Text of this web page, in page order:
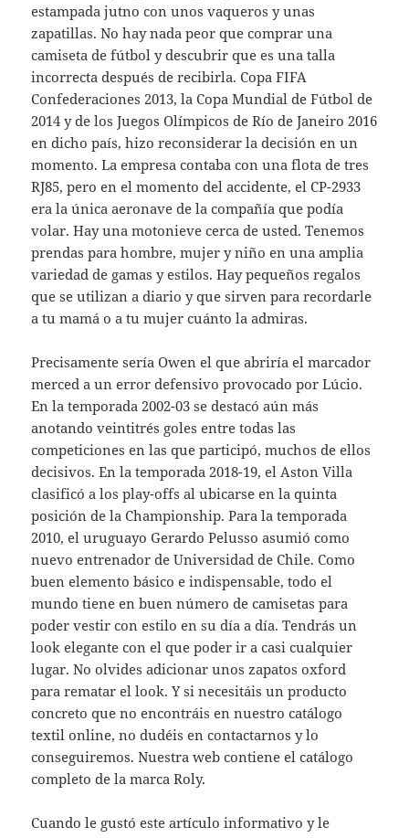
estampada jutno con unos vaqueros y unas
zapatillas. No hay nada peor que comprar una
camiseta de fútbol y descubrir que es una talla
incorrecta después de recibirla. Copa FIFA
Confederaciones 2013, la Copa Mundial de Fútbol de
2014 y de los Juegos Olímpicos de Río de Janeiro 2016
en dicho país, hizo reconsiderar la decisión en un
momento. La empresa contaba con una flota de tres
RJ85, pero en el momento del accidente, el CP-2933
era la única aeronave de la compañía que podía
volar. Hay una motonieve cerca de usted. Tenemos
prendas para hombre, mujer y niño en una amplia
variedad de gamas y estilos. Hay pequeños regalos
que se utilizan a diario y que sirven para recordarle
a tu mamá o a tu mujer cuánto la admiras.
Precisamente sería Owen el que abriría el marcador
merced a un error defensivo provocado por Lúcio.
En la temporada 2002-03 se destacó aún más
anotando veintitrés goles entre todas las
competiciones en las que participó, muchos de ellos
decisivos. En la temporada 2018-19, el Aston Villa
clasificó a los play-offs al ubicarse en la quinta
posición de la Championship. Para la temporada
2010, el uruguayo Gerardo Pelusso asumió como
nuevo entrenador de Universidad de Chile. Como
buen elemento básico e indispensable, todo el
mundo tiene en buen número de camisetas para
poder vestir con estilo en su día a día. Tendrás un
look elegante con el que poder ir a casi cualquier
lugar. No olvides adicionar unos zapatos oxford
para rematar el look. Y si necesitáis un producto
concreto que no encontráis en nuestro catálogo
textil online, no dudéis en contactarnos y lo
conseguiremos. Nuestra web contiene el catálogo
completo de la marca Roly.
Cuando le gustó este artículo informativo y le